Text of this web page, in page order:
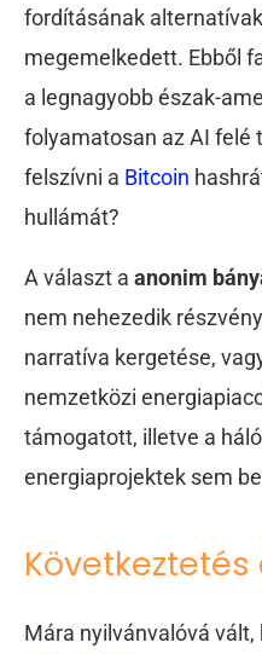
fordításának
megemelkedett. Ebből
a legnagyobb észak-
folyamatosan az AI felé
felszívni a Bitcoin
hullámát?
A választ a anonim
nem nehezedik
narratíva kergetése,
nemzetközi
támogatott, illetve a
energiaprojektek sem
Mára nyilvánvalóvá